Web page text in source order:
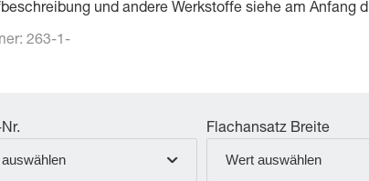
und andere Werkstoffe siehe am Anfang d
263-1-
Flachansatz Breite
Wert auswählen